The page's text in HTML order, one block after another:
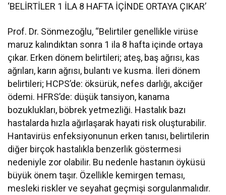
‘BELİRTİLER 1 İLA 8 HAFTA İÇİNDE ORTAYA ÇIKAR’
Prof. Dr. Sönmezoğlu, “Belirtiler genellikle virüse
maruz kalındıktan sonra 1 ila 8 hafta içinde ortaya
çıkar. Erken dönem belirtileri; ateş, baş ağrısı, kas
ağrıları, karın ağrısı, bulantı ve kusma. İleri dönem
belirtileri; HCPS’de: öksürük, nefes darlığı, akciğer
ödemi. HFRS’de: düşük tansiyon, kanama
bozuklukları, böbrek yetmezliği. Hastalık bazı
hastalarda hızla ağırlaşarak hayati risk oluşturabilir.
Hantavirüs enfeksiyonunun erken tanısı, belirtilerin
diğer birçok hastalıkla benzerlik göstermesi
nedeniyle zor olabilir. Bu nedenle hastanın öyküsü
büyük önem taşır. Özellikle kemirgen teması,
mesleki riskler ve seyahat geçmişi sorgulanmalıdır.